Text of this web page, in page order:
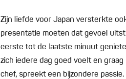
Zijn liefde voor Japan versterkte
presentatie moeten dat gevoel
eerste tot de laatste minuut
zich iedere dag goed voelt en
chef, spreekt een bijzondere passie.